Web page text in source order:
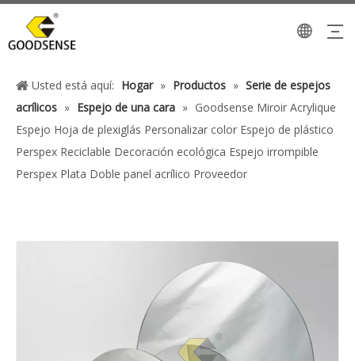
Usted está aquí: Hogar » Productos » Serie de espejos
acrílicos » Espejo de una cara » Goodsense Miroir Acrylique
Espejo Hoja de plexiglás Personalizar color Espejo de plástico
Perspex Reciclable Decoración ecológica Espejo irrompible
Perspex Plata Doble panel acrílico Proveedor